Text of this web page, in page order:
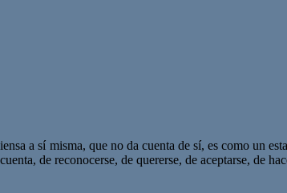
a sí misma, que no da cuenta de sí, es como un
de reconocerse, de quererse, de aceptarse, de